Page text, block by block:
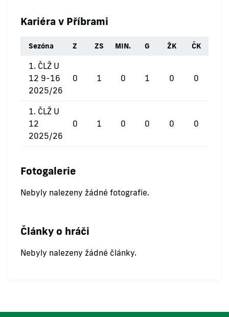
Kariéra v Příbrami
Sezóna Z ZS MIN. G ŽK ČK
1. ČLŽ U
12 9-16
2025/26
0 1 0 1 0 0
1. ČLŽ U
12
2025/26
0 1 0 0 0 0
Fotogalerie
Nebyly nalezeny žádné fotografie.
Články o hráči
Nebyly nalezeny žádné články.